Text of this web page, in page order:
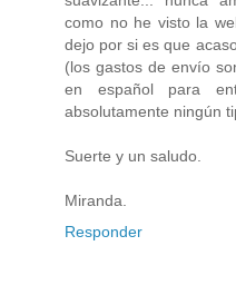
como no he visto la
dejo por si es que
(los gastos de envío
en español para
absolutamente ningún
Suerte y un saludo.
Miranda.
Responder